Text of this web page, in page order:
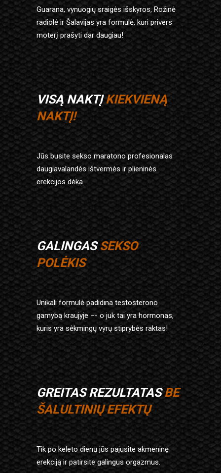
Guarana, vynuogių sraigės išskyros, Rožinė
radiolė irŠalavijas yra formulė, kuri privers
moterį prašyti dar daugiau!
VISĄ NAKTĮKIEKVIENĄ
NAKTĮ!
Jūs busite sekso maratono profesionalas
daugiavalandės ištvermės ir plieninės
erekcijos dėka.
GALINGASSEKSO
POLĖKIS
Unikali formulė padidina testosterono
gamybą kraujyje –- o juk tai yra hormonas,
kuris yra sėkmingų vyrų stiprybės raktas!
GREITASREZULTATASBE
ŠALULTINIŲEFEKTŲ
Tik po keleto dienų jūs pajusite akmeninę
erekcijąir patirsite galingus orgazmus.